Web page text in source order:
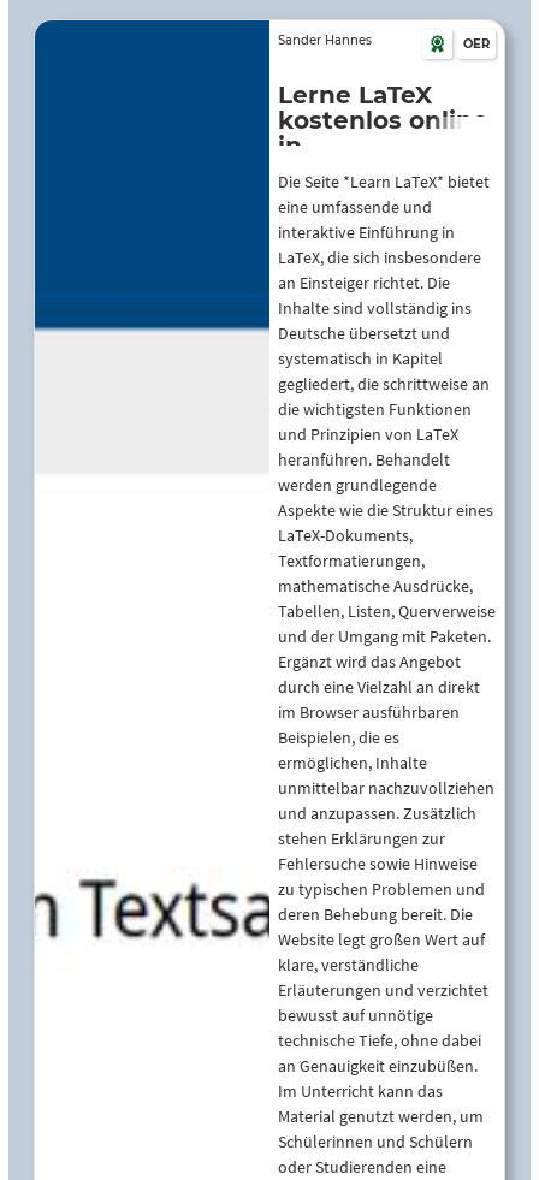
Sander Hannes OER
Lerne LaTeX
kostenlos online
in
Lektionen |
learnlatex.org
Die Seite *Learn LaTeX* bietet
eine umfassende und
interaktive Einführung in
LaTeX, die sich insbesondere
an Einsteiger richtet. Die
Inhalte sind vollständig ins
Deutsche übersetzt und
systematisch in Kapitel
gegliedert, die schrittweise an
die wichtigsten Funktionen
und Prinzipien von LaTeX
heranführen. Behandelt
werden grundlegende
Aspekte wie die Struktur eines
LaTeX-Dokuments,
Textformatierungen,
mathematische Ausdrücke,
Tabellen, Listen, Querverweise
und der Umgang mit Paketen.
Ergänzt wird das Angebot
durch eine Vielzahl an direkt
im Browser ausführbaren
Beispielen, die es
ermöglichen, Inhalte
unmittelbar nachzuvollziehen
und anzupassen. Zusätzlich
stehen Erklärungen zur
Fehlersuche sowie Hinweise
zu typischen Problemen und
deren Behebung bereit. Die
Website legt großen Wert auf
klare, verständliche
Erläuterungen und verzichtet
bewusst auf unnötige
technische Tiefe, ohne dabei
an Genauigkeit einzubüßen.
Im Unterricht kann das
Material genutzt werden, um
Schülerinnen und Schülern
oder Studierenden eine